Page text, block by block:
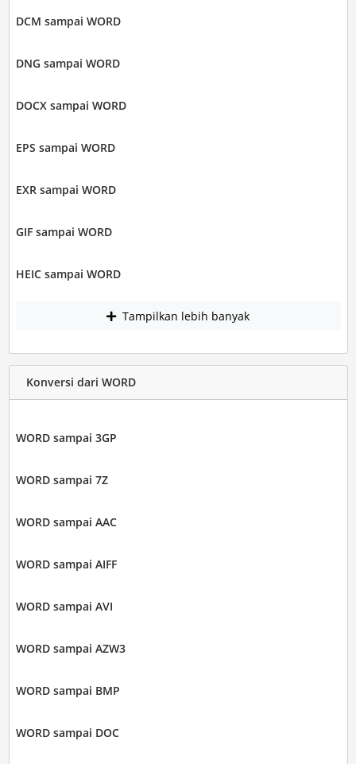
DCM sampai WORD
DNG sampai WORD
DOCX sampai WORD
EPS sampai WORD
EXR sampai WORD
GIF sampai WORD
HEIC sampai WORD
Tampilkan lebih banyak
Konversi dari WORD
WORD sampai 3GP
WORD sampai 7Z
WORD sampai AAC
WORD sampai AIFF
WORD sampai AVI
WORD sampai AZW3
WORD sampai BMP
WORD sampai DOC